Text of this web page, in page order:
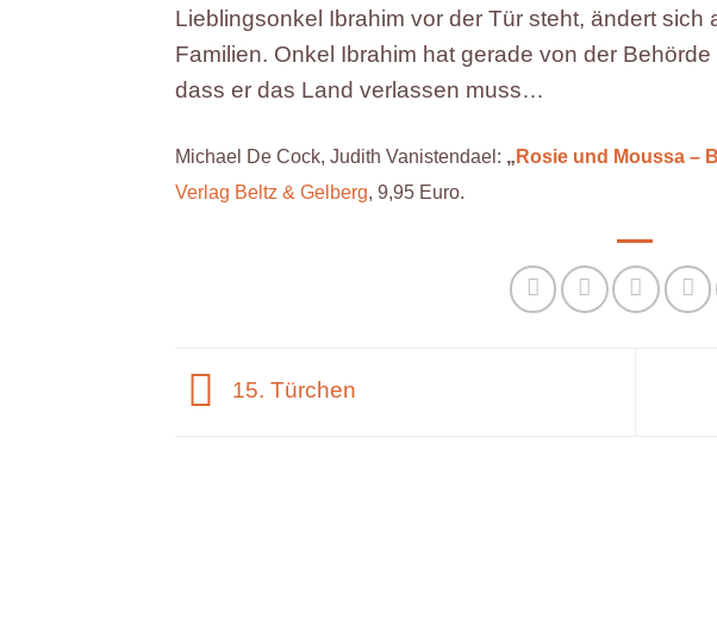
Lieblingsonkel Ibrahim vor der Tür steht, ändert
Familien. Onkel Ibrahim hat gerade von der
dass er das Land verlassen muss…
Michael De Cock, Judith Vanistendael: „ Rosie und Moussa –
Verlag Beltz & Gelberg, 9,95 Euro.
15. Türchen